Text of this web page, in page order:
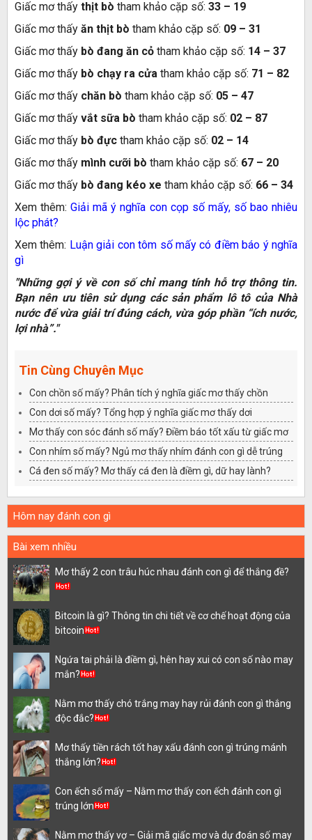
Giấc mơ thấy thịt bò tham khảo cặp số: 33 – 19
Giấc mơ thấy ăn thịt bò tham khảo cặp số: 09 – 31
Giấc mơ thấy bò đang ăn cỏ tham khảo cặp số: 14 – 37
Giấc mơ thấy bò chạy ra cửa tham khảo cặp số: 71 – 82
Giấc mơ thấy chăn bò tham khảo cặp số: 05 – 47
Giấc mơ thấy vắt sữa bò tham khảo cặp số: 02 – 87
Giấc mơ thấy bò đực tham khảo cặp số: 02 – 14
Giấc mơ thấy mình cưỡi bò tham khảo cặp số: 67 – 20
Giấc mơ thấy bò đang kéo xe tham khảo cặp số: 66 – 34
Xem thêm:Giải mã ý nghĩa con cọp số mấy, số bao nhiêu
lộc phát?
Xem thêm: Luận giải con tôm số mấy có điềm báo ý nghĩa
gì
"Những gợi ý về con số chỉ mang tính hỗ trợ thông tin.
Bạn nên ưu tiên sử dụng các sản phẩm lô tô của Nhà
nước để vừa giải trí đúng cách, vừa góp phần “ích nước,
lợi nhà”."
Tin Cùng Chuyên Mục
Con chồn số mấy? Phân tích ý nghĩa giấc mơ thấy chồn
Con dơi số mấy? Tổng hợp ý nghĩa giấc mơ thấy dơi
Mơ thấy con sóc đánh số mấy? Điềm báo tốt xấu từ giấc mơ
Con nhím số mấy? Ngủ mơ thấy nhím đánh con gì dễ trúng
Cá đen số mấy? Mơ thấy cá đen là điềm gì, dữ hay lành?
Hôm nay đánh con gì
Bài xem nhiều
Mơ thấy 2 con trâu húc nhau đánh con gì để thắng đề?
Bitcoin là gì? Thông tin chi tiết về cơ chế hoạt động của
bitcoin
Ngứa tai phải là điềm gì, hên hay xui có con số nào may
mắn?
Nằm mơ thấy chó trắng may hay rủi đánh con gì thắng
độc đắc?
Mơ thấy tiền rách tốt hay xấu đánh con gì trúng mánh
thắng lớn?
Con ếch số mấy – Nằm mơ thấy con ếch đánh con gì
trúng lớn
Nằm mơ thấy vợ – Giải mã giấc mơ và dự đoán số may